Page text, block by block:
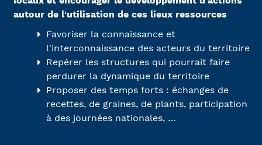
autour de l'utilisation de ces lieux ressources
Favoriser la connaissance et
l'interconnaissance des acteurs du territoire
Repérer les structures qui pourrait faire
perdurer la dynamique du territoire
Proposer des temps forts : échanges de
recettes, de graines, de plants, participation
à des journées nationales, …